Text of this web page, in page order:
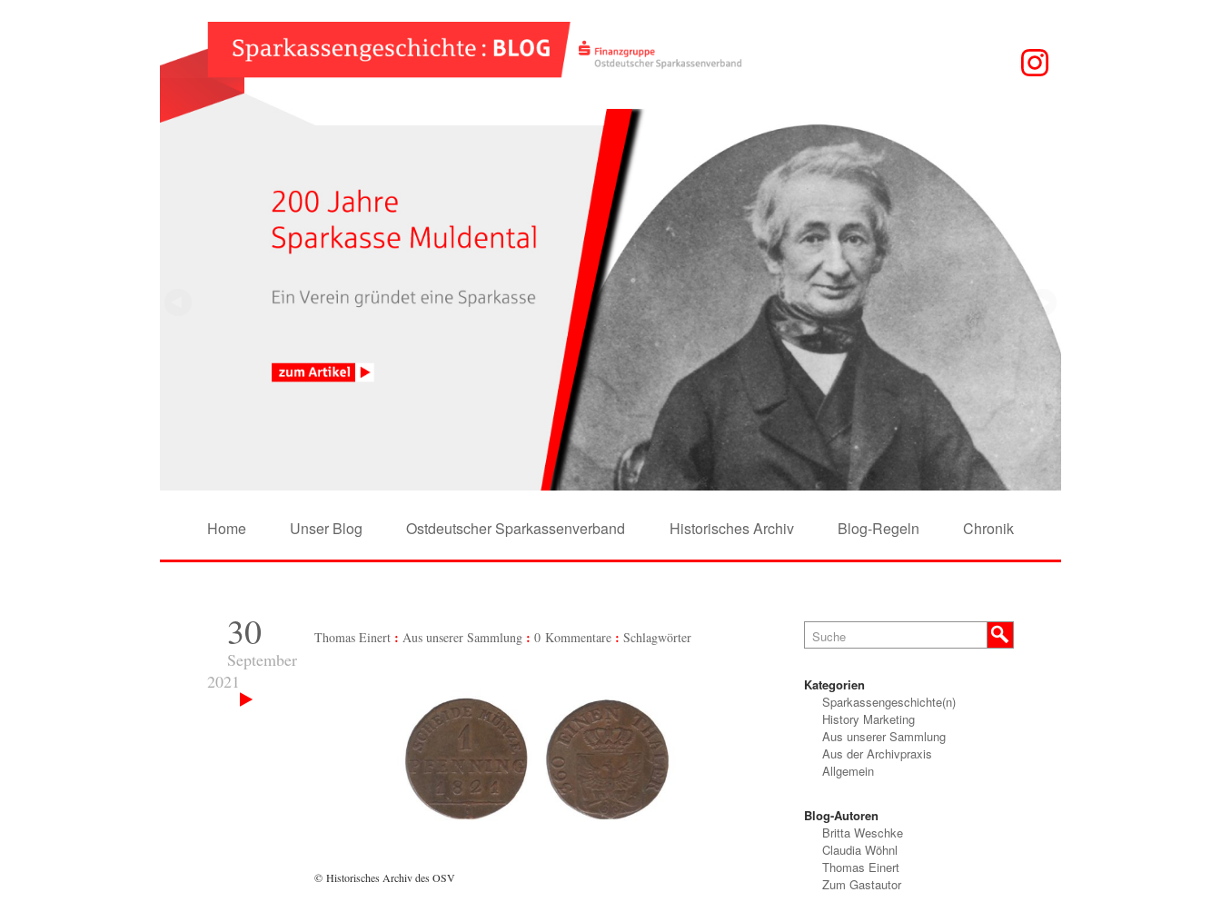
Home Unser Blog Ostdeutscher Sparkassenverband Historisches Archiv Blog-Regeln Chronik
30
September
2021
Thomas Einert Aus unserer Sammlung 0 Kommentare Schlagwörter
© Historisches Archiv des OSV
Kategorien
Sparkassengeschichte(n)
History Marketing
Aus unserer Sammlung
Aus der Archivpraxis
Allgemein
Blog-Autoren
Britta Weschke
Claudia Wöhnl
Thomas Einert
Zum Gastautor